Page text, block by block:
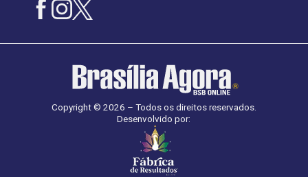
Copyright © 2026 – Todos os direitos reservados.
Desenvolvido por: